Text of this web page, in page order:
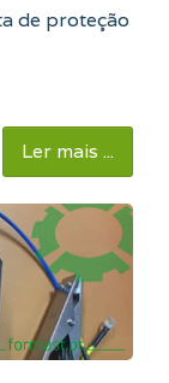
de proteção
Ler mais ...